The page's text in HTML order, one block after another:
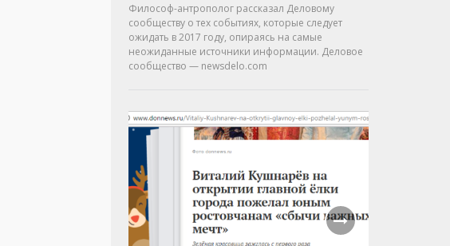
Философ-антрополог рассказал Деловому
сообществу о тех событиях, которые следует
ожидать в 2017 году, опираясь на самые
неожиданные источники информации. Деловое
сообщество — newsdelo.com